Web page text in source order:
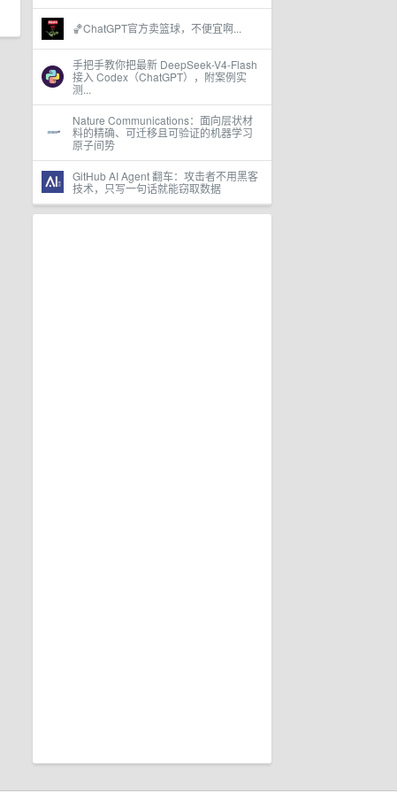
🏀ChatGPT官方卖篮球，不便宜啊...
手把手教你把最新 DeepSeek-V4-Flash
接入 Codex（ChatGPT），附案例实
测...
Nature Communications：面向层状材
料的精确、可迁移且可验证的机器学习
原子间势
GitHub AI Agent 翻车：攻击者不用黑客
技术，只写一句话就能窃取数据